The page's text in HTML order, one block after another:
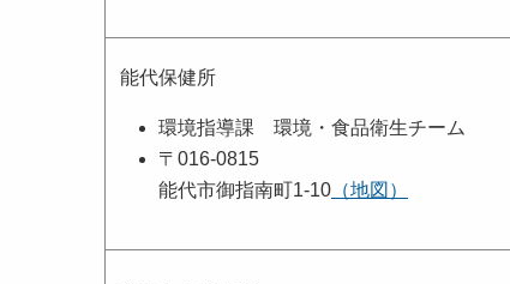
能代保健所
環境指導課 環境・食品衛生チーム
〒016-0815
能代市御指南町1-10 （地図）